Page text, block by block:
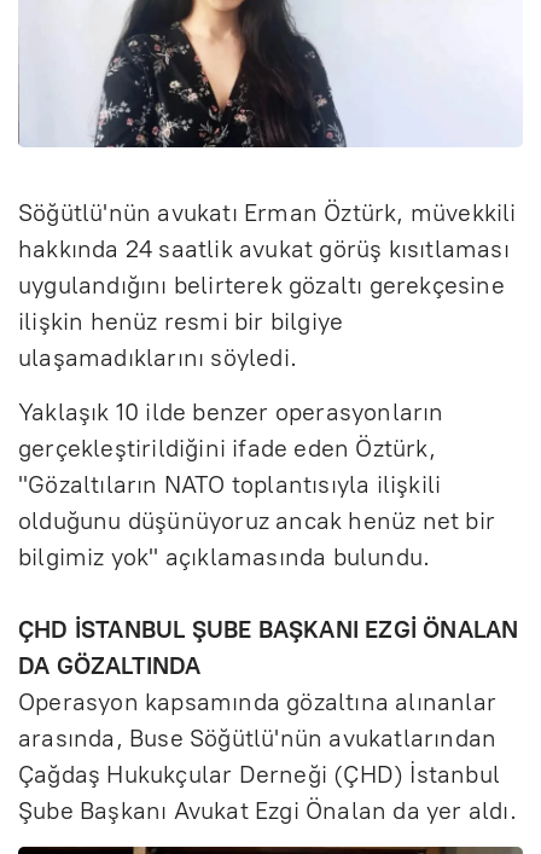
Söğütlü'nün avukatı Erman Öztürk, müvekkili
hakkında 24 saatlik avukat görüş kısıtlaması
uygulandığını belirterek gözaltı gerekçesine
ilişkin henüz resmi bir bilgiye
ulaşamadıklarını söyledi.
Yaklaşık 10 ilde benzer operasyonların
gerçekleştirildiğini ifade eden Öztürk,
"Gözaltıların NATO toplantısıyla ilişkili
olduğunu düşünüyoruz ancak henüz net bir
bilgimiz yok" açıklamasında bulundu.
ÇHD İSTANBUL ŞUBE BAŞKANI EZGİ ÖNALAN
DA GÖZALTINDA
Operasyon kapsamında gözaltına alınanlar
arasında, Buse Söğütlü'nün avukatlarından
Çağdaş Hukukçular Derneği (ÇHD) İstanbul
Şube Başkanı Avukat Ezgi Önalan da yer aldı.